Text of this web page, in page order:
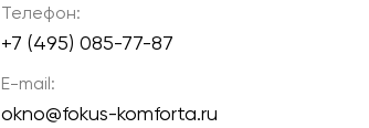
Телефон:
+7 (495) 085-77-87
E-mail:
okno@fokus-komforta.ru